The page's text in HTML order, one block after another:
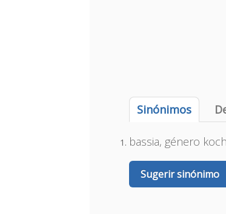
Sinónimos
bassia, género
Sugerir sinónimo